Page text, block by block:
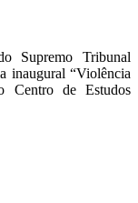
Supremo Tribunal
inaugural “Violência
Centro de Estudos